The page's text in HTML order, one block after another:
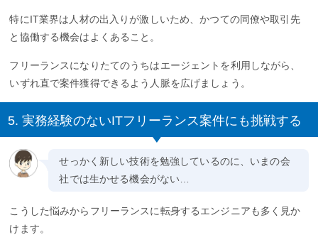
特にIT業界は人材の出入りが激しいため、かつての同僚や取引先
と協働する機会はよくあること。
フリーランスになりたてのうちはエージェントを利用しながら、
いずれ直で案件獲得できるよう人脈を広げましょう。
5. 実務経験のないITフリーランス案件にも挑戦する
せっかく新しい技術を勉強しているのに、いまの会
社では生かせる機会がない…
こうした悩みからフリーランスに転身するエンジニアも多く見か
けます。